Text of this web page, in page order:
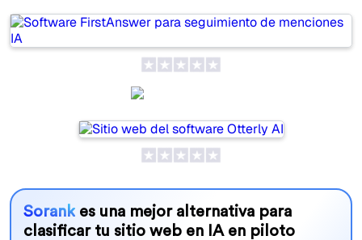
Sorankes una mejor alternativa para
clasificar tu sitio web en IA en piloto